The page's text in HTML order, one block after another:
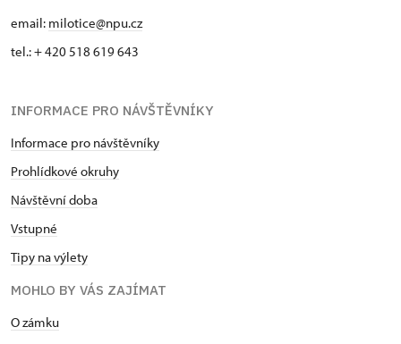
email: milotice@npu.cz
tel.: + 420 518 619 643
INFORMACE PRO NÁVŠTĚVNÍKY
Informace pro návštěvníky
Prohlídkové okruhy
Návštěvní doba
Vstupné
Tipy na výlety
MOHLO BY VÁS ZAJÍMAT
O zámku